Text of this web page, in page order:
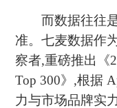
而数据往往是
准。七麦数据作
察者,重磅推出《
Top 300》,根据
力与市场品牌实